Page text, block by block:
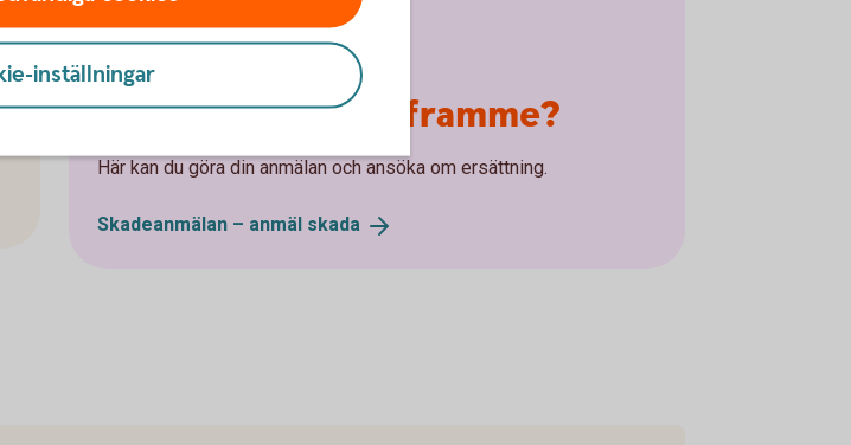
Har olyckan varit framme?
Här kan du göra din anmälan och ansöka om ersättning.
Skadeanmälan – anmäl skada
inställningar